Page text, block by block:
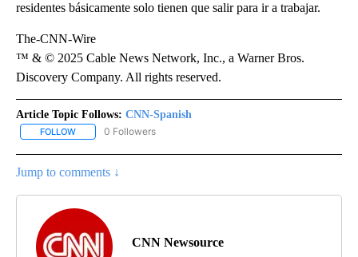
residentes básicamente solo tienen que salir para ir a trabajar.
The-CNN-Wire
™ & © 2025 Cable News Network, Inc., a Warner Bros.
Discovery Company. All rights reserved.
Article Topic Follows: CNN-Spanish
FOLLOW FOLLOW "CNN-SPANISH" TO RECEIVE NOTIFICATIONS ABOUT
0 Followers
Jump to comments ↓
CNN Newsource